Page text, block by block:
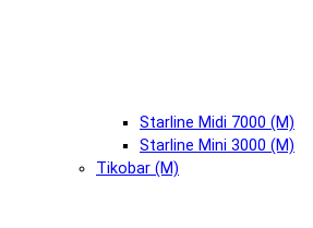
Starline Midi 7000 (М)
Starline Mini 3000 (М)
Tikobar (М)